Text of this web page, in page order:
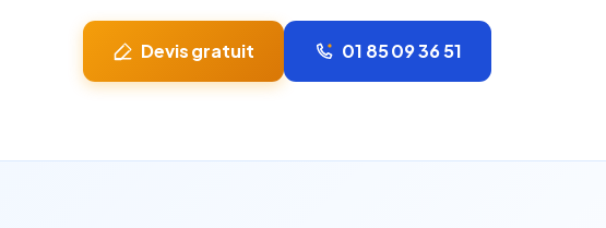
Devis gratuit 01 85 09 36 51